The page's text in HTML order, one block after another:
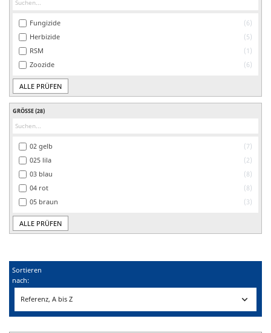
Fungizide
6
Herbizide
5
RSM
1
Zoozide
6
ALLE PRÜFEN
GRÖSSE(28)
02 gelb
7
025 lila
2
03 blau
8
04 rot
8
05 braun
3
ALLE PRÜFEN
Sortieren
nach:
Referenz, A bis Z 